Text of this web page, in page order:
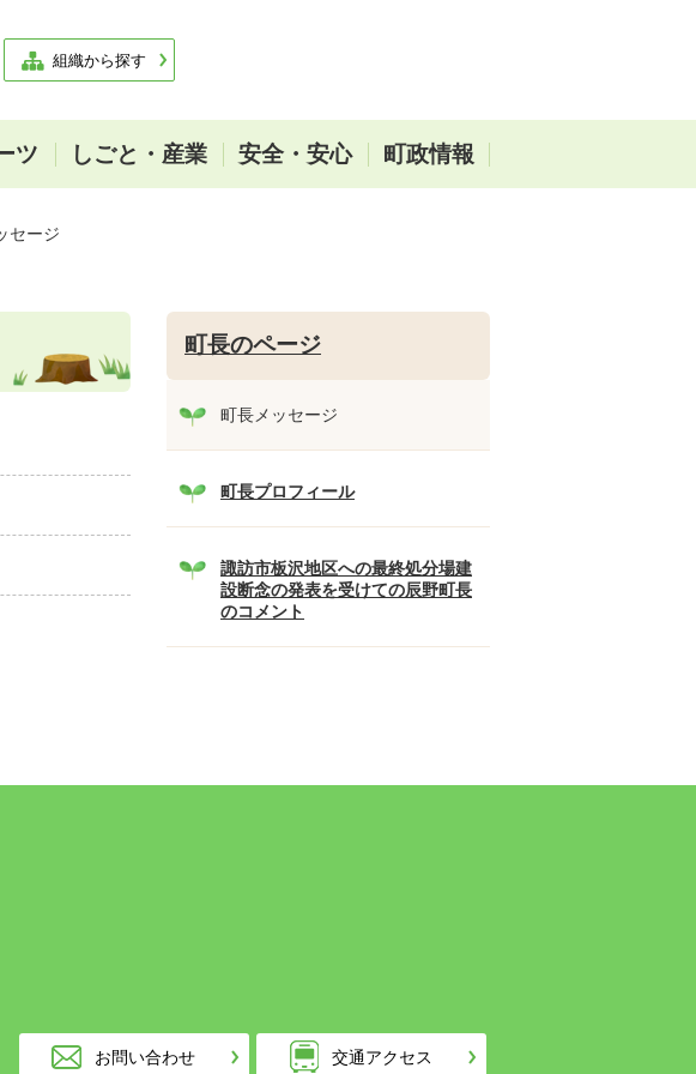
組織から探す
ツ しごと・産業 安全・安心 町政情報
セージ
町長のページ
町長メッセージ
町長プロフィール
諏訪市板沢地区への最終処分場建
設断念の発表を受けての辰野町長
のコメント
お問い合わせ 交通アクセス